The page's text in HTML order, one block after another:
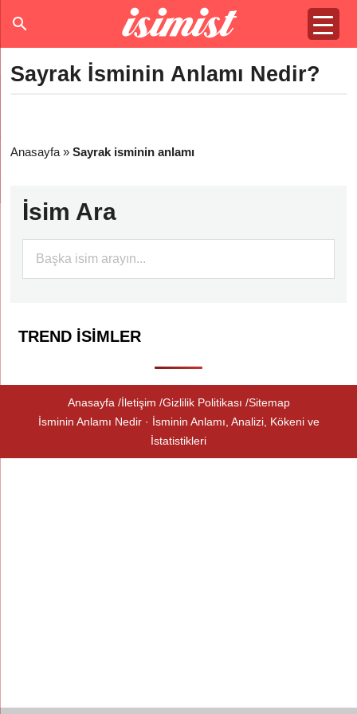
Sayrak İsminin Anlamı Nedir?
Anasayfa »Sayrak isminin anlamı
İsim Ara
TREND İSIMLER
Anasayfa İletişim Gizlilik Politikası Sitemap
İsminin Anlamı Nedir · İsminin Anlamı, Analizi, Kökeni ve
İstatistikleri